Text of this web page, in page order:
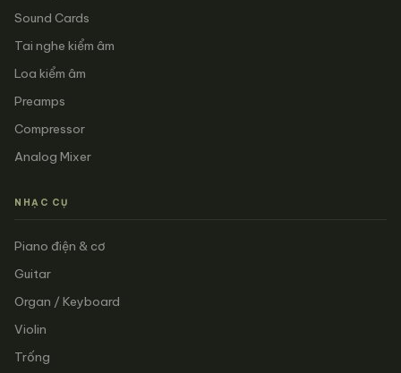
Sound Cards
Tai nghe kiểm âm
Loa kiểm âm
Preamps
Compressor
Analog Mixer
NHẠC CỤ
Piano điện & cơ
Guitar
Organ / Keyboard
Violin
Trống